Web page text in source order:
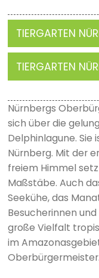
TIERGARTEN
TIERGARTEN
Nürnbergs
sich über die
Delphinlagune. Sie
Nürnberg. Mit der
freiem Himmel
Maßstäbe. Auch
Seekühe, das
Besucherinnen
große Vielfalt
im
Oberbürgermeister.